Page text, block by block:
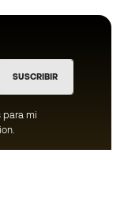
SUSCRIBIR
para mi